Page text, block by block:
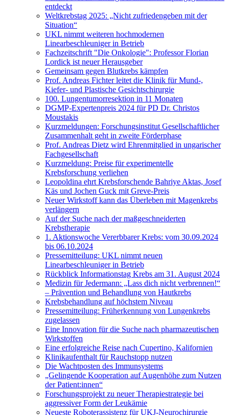
entdeckt
Weltkrebstag 2025: „Nicht zufriedengeben mit der
Situation“
UKL nimmt weiteren hochmodernen
Linearbeschleuniger in Betrieb
Fachzeitschrift "Die Onkologie": Professor Florian
Lordick ist neuer Herausgeber
Gemeinsam gegen Blutkrebs kämpfen
Prof. Andreas Fichter leitet die Klinik für Mund-,
Kiefer- und Plastische Gesichtschirurgie
100. Lungentumorresektion in 11 Monaten
DGMP-Expertenpreis 2024 für PD Dr. Christos
Moustakis
Kurzmeldungen: Forschungsinstitut Gesellschaftlicher
Zusammenhalt geht in zweite Förderphase
Prof. Andreas Dietz wird Ehrenmitglied in ungarischer
Fachgesellschaft
Kurzmeldung: Preise für experimentelle
Krebsforschung verliehen
Leopoldina ehrt Krebsforschende Bahriye Aktas, Josef
Käs und Jochen Guck mit Greve-Preis
Neuer Wirkstoff kann das Überleben mit Magenkrebs
verlängern
Auf der Suche nach der maßgeschneiderten
Krebstherapie
1. Aktionswoche Vererbbarer Krebs: vom 30.09.2024
bis 06.10.2024
Pressemitteilung: UKL nimmt neuen
Linearbeschleuniger in Betrieb
Rückblick Informationstag Krebs am 31. August 2024
Medizin für Jedermann: „Lass dich nicht verbrennen!“
– Prävention und Behandlung von Hautkrebs
Krebsbehandlung auf höchstem Niveau
Pressemitteilung: Früherkennung von Lungenkrebs
zugelassen
Eine Innovation für die Suche nach pharmazeutischen
Wirkstoffen
Eine erfolgreiche Reise nach Cupertino, Kalifornien
Klinikaufenthalt für Rauchstopp nutzen
Die Wachtposten des Immunsystems
„Gelingende Kooperation auf Augenhöhe zum Nutzen
der Patient:innen“
Forschungsprojekt zu neuer Therapiestrategie bei
aggressiver Form der Leukämie
Neueste Roboterassistenz für UKJ-Neurochirurgie